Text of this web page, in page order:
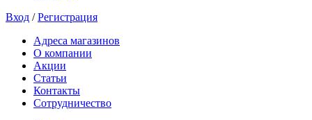
Вход /Регистрация
Адреса магазинов
О компании
Акции
Статьи
Контакты
Сотрудничество